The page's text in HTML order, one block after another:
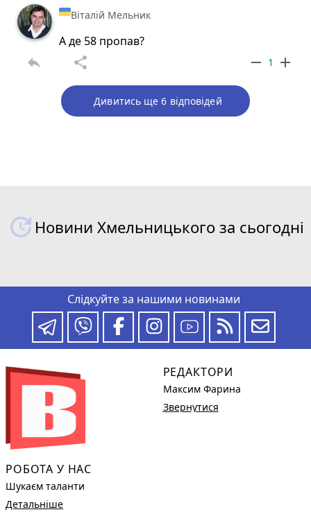
Віталій Мельник
А де 58 пропав?
reply share remove 1 add
Дивитись ще 6 відповідей
Новини Хмельницького за сьогодні
Слідкуйте за нашими новинами
РОБОТА У НАС
Шукаєм таланти
Детальніше
РЕДАКТОРИ
Максим Фарина
Звернутися